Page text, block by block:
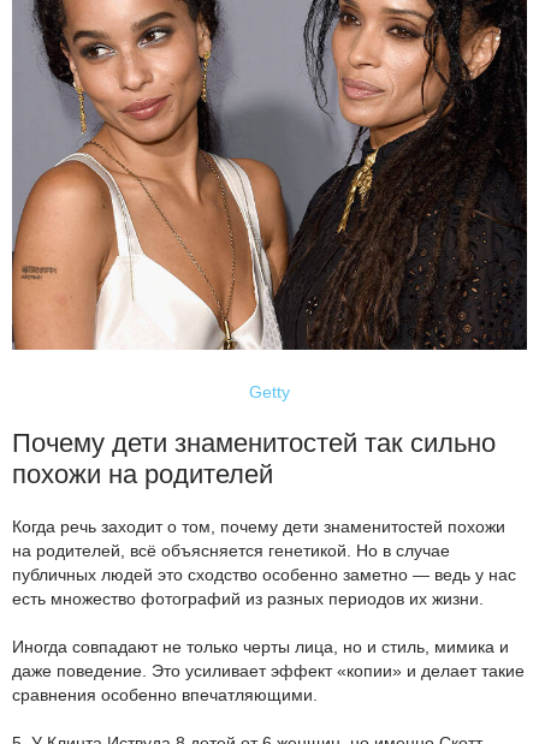
Getty
Почему дети знаменитостей так сильно
похожи на родителей
Когда речь заходит о том, почему дети знаменитостей похожи
на родителей, всё объясняется генетикой. Но в случае
публичных людей это сходство особенно заметно — ведь у нас
есть множество фотографий из разных периодов их жизни.
Иногда совпадают не только черты лица, но и стиль, мимика и
даже поведение. Это усиливает эффект «копии» и делает такие
сравнения особенно впечатляющими.